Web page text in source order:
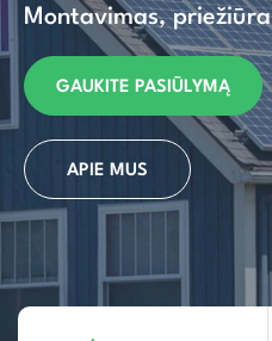
Montavimas,
GAUKITE PASIŪLYMĄ
APIE MUS